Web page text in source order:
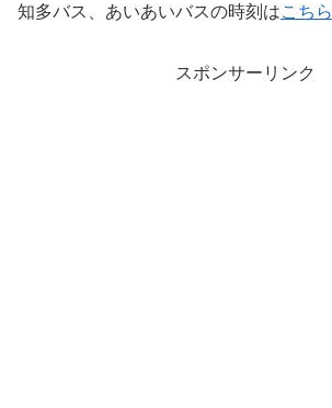
知多バス、あいあいバスの時刻はこちら
スポンサーリンク